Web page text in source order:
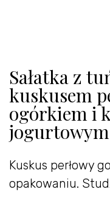
Sałatka z
kuskusem
ogórkiem i
Kuskus perłowy
opakowaniu.